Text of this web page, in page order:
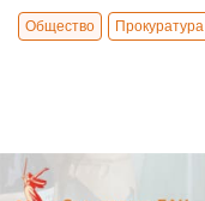
Общество Прокуратура